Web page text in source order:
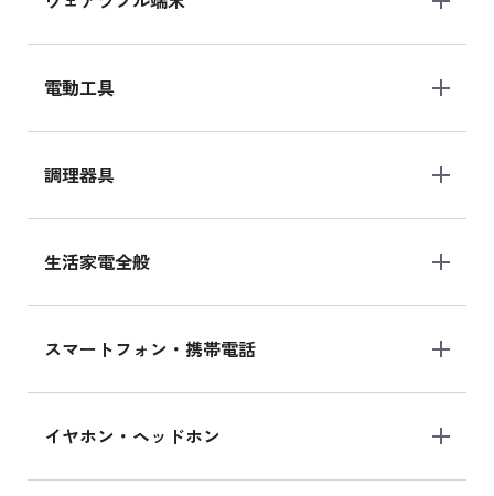
電動工具
調理器具
生活家電全般
スマートフォン・携帯電話
イヤホン・ヘッドホン